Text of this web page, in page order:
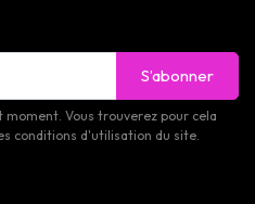
S’abonner
moment. Vous trouverez pour cela
conditions d'utilisation du site.